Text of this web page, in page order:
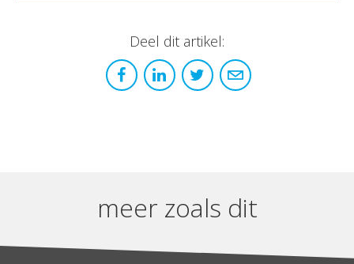
Deel dit artikel:
meer zoals dit